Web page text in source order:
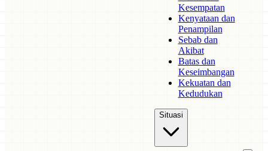
Kesempatan
Kenyataan dan
Penampilan
Sebab dan
Akibat
Batas dan
Keseimbangan
Kekuatan dan
Kedudukan
Situasi